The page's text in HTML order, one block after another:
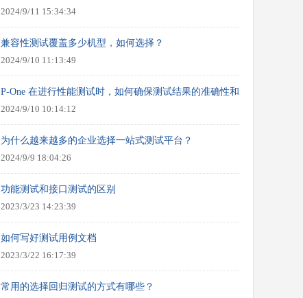
2024/9/11 15:34:34
兼容性测试覆盖多少机型，如何选择？
2024/9/10 11:13:49
P-One 在进行性能测试时，如何确保测试结果的准确性和可靠性？
2024/9/10 10:14:12
为什么越来越多的企业选择一站式测试平台？
2024/9/9 18:04:26
功能测试和接口测试的区别
2023/3/23 14:23:39
如何写好测试用例文档
2023/3/22 16:17:39
常用的选择回归测试的方式有哪些？